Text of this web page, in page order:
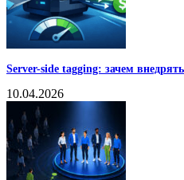
Server-side tagging: зачем
10.04.2026